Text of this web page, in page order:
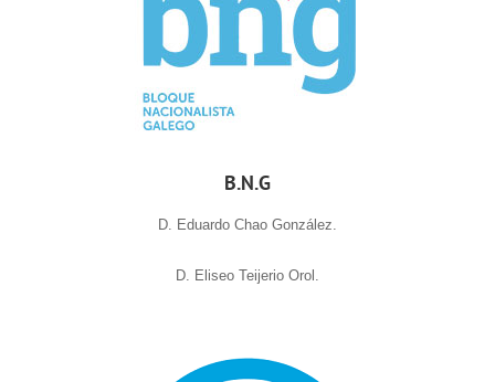
B.N.G
D. Eduardo Chao González.
D. Eliseo Teijerio Orol.